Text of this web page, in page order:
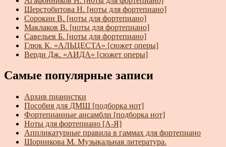
Шерстобитова Н. [ноты для фортепиано]
Сорокин В. [ноты для фортепиано]
Маклаков В. [ноты для фортепиано]
Савельев Б. [ноты для фортепиано]
Глюк К. «АЛЬЦЕСТА» [сюжет оперы]
Верди Дж. «АИДА» [сюжет оперы]
Самые популярные записи
Архив пианистки
Пособия для ДМШ [подборка нот]
Фортепианные ансамбли [подборка нот]
Ноты для фортепиано [А-Я]
Аппликатурные правила в гаммах для фортепиано
Шорникова М. Музыкальная литература.